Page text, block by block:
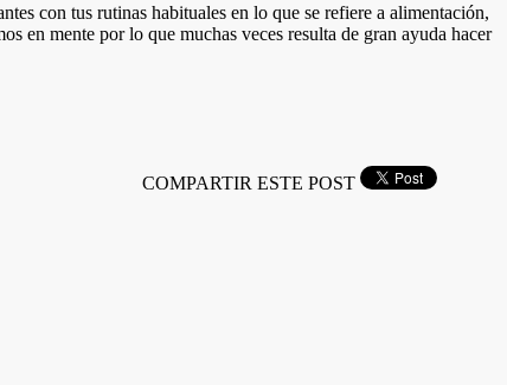
con tus rutinas habituales en lo que se refiere a alimentación,
en mente por lo que muchas veces resulta de gran ayuda hacer
COMPARTIR ESTE POST